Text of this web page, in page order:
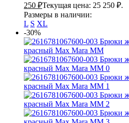
250 ₽Текущая цена: 25 250 ₽.
Размеры в наличии:
L S XL
-30%